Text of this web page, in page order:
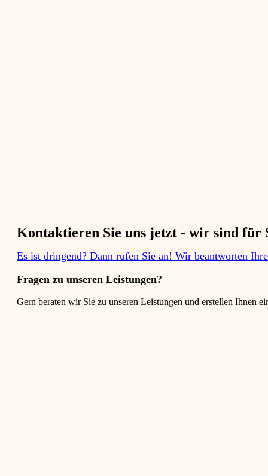
Kontaktieren Sie uns jetzt - wir sind für
Es ist dringend? Dann rufen Sie an! Wir beantworten
Fragen zu unseren Leistungen?​
Gern beraten wir Sie zu unseren Leistungen und erstellen Ihnen